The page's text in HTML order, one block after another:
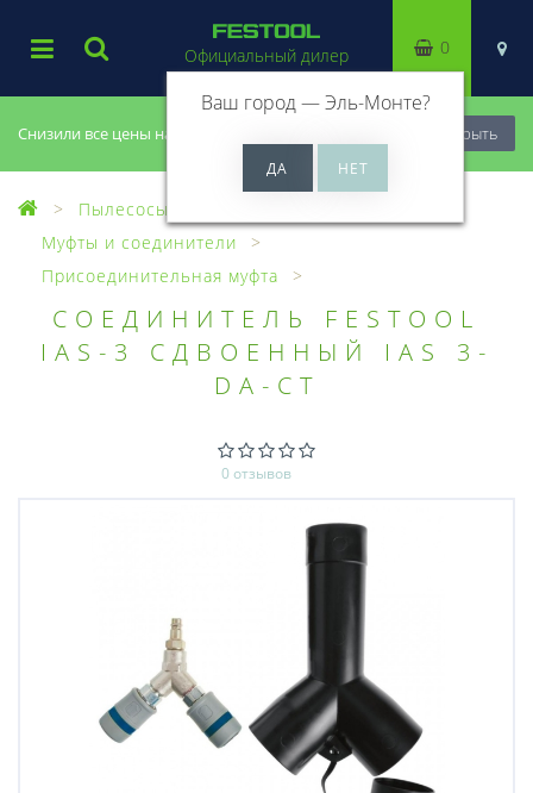
Снизили все цены на 20%, успей купить! Закрыть
Официальный дилер
Ваш город —Эль-Монте?
0
Пылесосы
Муфты и соединители
Присоединительная муфта
СОЕДИНИТЕЛЬ FESTOOL
IAS-3 СДВОЕННЫЙ IAS 3-
DA-CT
0 отзывов